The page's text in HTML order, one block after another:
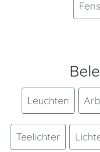
Leuchten
Teelichter